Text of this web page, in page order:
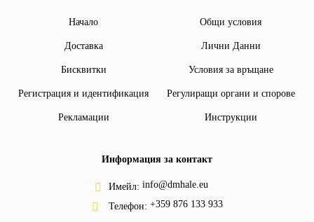
Начало Общи условия
Доставка Лични Данни
Бисквитки Условия за връщане
Регистрация и идентификация Регулиращи органи и спорове
Рекламации Инструкции
Информация за контакт
Имейл: info@dmhale.eu
Телефон: +359 876 133 933